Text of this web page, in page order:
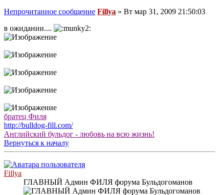
Непрочитанное сообщение Fillya » Вт мар 31, 2009 21:50:03
в ожидании....
братец Филя
http://bulldog-fill.com/
Английский бульдог - любовь на всю жизнь!
Вернуться к началу
Fillya
ГЛАВНЫЙ Админ ФИЛЯ форума Бульдогоманов